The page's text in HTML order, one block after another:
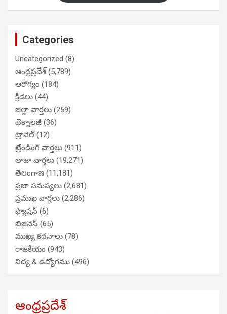
Categories
Uncategorized (8)
ఆంధ్రప్రదేశ్(5,789)
ఆరోగ్యం (184)
క్రీడలు (44)
జిల్లా వార్తలు (259)
టెక్నాలజీ (36)
ట్రావెల్(12)
ట్రేండింగ్ వార్తలు (911)
తాజా వార్తలు (19,271)
తెలంగాణ (11,181)
ప్రజా సమస్యలు (2,681)
ప్రముఖ వార్తలు (2,286)
ఫ్యాషన్ (6)
బిజినెస్ (65)
ముఖ్య కథనాలు (78)
రాజకీయం (943)
విద్య & ఉద్యోగము (496)
ఆంధ్రప్రదేశ్